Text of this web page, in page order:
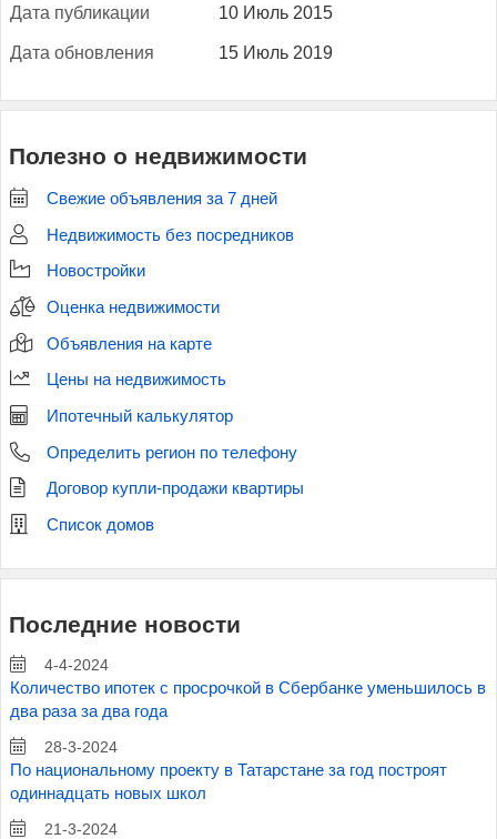
Да­та пуб­ли­кации 10 Июль 2015
Да­та об­новле­ния 15 Июль 2019
Полезно о недвижимости
Свежие объявления за 7 дней
Недвижимость без посредников
Новостройки
Оценка недвижимости
Объявления на карте
Цены на недвижимость
Ипотечный калькулятор
Определить регион по телефону
Договор купли-продажи квартиры
Список домов
Последние новости
4-4-2024
Количество ипотек с просрочкой в Сбербанке уменьшилось в
два раза за два года
28-3-2024
По национальному проекту в Татарстане за год построят
одиннадцать новых школ
21-3-2024